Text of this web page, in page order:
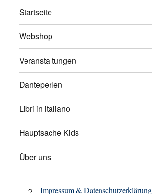
Startseite
Webshop
Veranstaltungen
Danteperlen
Libri in italiano
Hauptsache Kids
Über uns
Impressum & Datenschutzerklärung